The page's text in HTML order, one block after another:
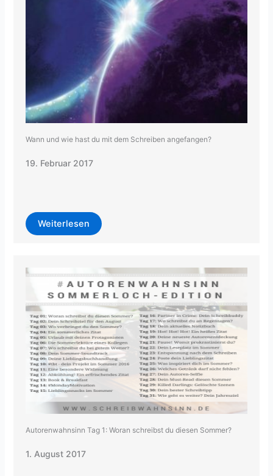
Wann und wie hast du mit dem Schreiben angefangen?
19. Februar 2017
Weiterlesen
Autorenwahnsinn Tag 1: Woran schreibst du diesen Sommer?
1. August 2017